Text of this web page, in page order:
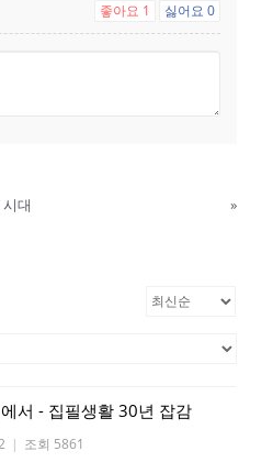
좋아요 1 싫어요 0
대
»
서 - 집필생활 30년 잡감
| 조회 5861